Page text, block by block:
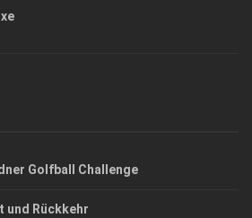
Golfball Challenge
und Rückkehr